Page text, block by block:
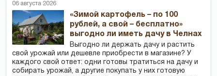
06 августа 2026
«Зимой картофель – по 100
рублей, а свой – бесплатно»
выгодно ли иметь дачу в Челнах
Выгодно ли держать дачу и растить
свой урожай или дешевле приобрести в магазине? У
каждого свой ответ: одни готовы тратиться на дачу и
собирать урожай, а другие покупать у них готовую